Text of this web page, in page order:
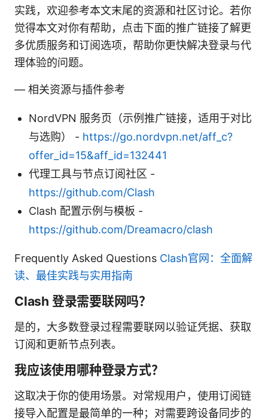
实践，欢迎参考本文末尾的资源和社区讨论。若你
觉得本文对你有帮助，点击下面的推广链接了解更
多优质服务和订阅选项，帮助你更快解决登录与代
理体验的问题。
— 相关资源与插件参考
NordVPN 服务页（示例推广链接，适用于对比
与选购） - https://go.nordvpn.net/aff_c?
offer_id=15&aff_id=132441
代理工具与节点订阅社区 -
https://github.com/Clash
Clash 配置示例与模板 -
https://github.com/Dreamacro/clash
Frequently Asked Questions Clash官网：全面解
读、最佳实践与实用指南
Clash 登录需要联网吗？
是的，大多数登录过程需要联网以验证凭据、获取
订阅和更新节点列表。
我应该使用哪种登录方式？
这取决于你的使用场景。对常规用户，使用订阅链
接导入配置是最简单的一种；对需要跨设备同步的